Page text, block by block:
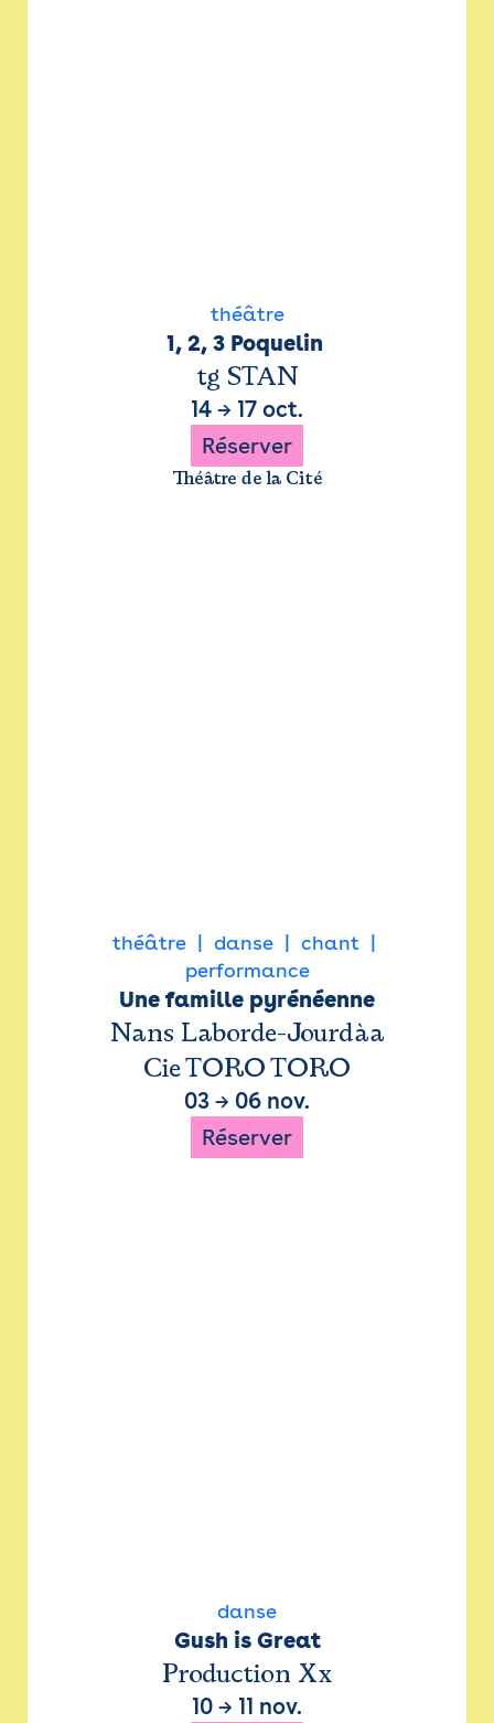
théâtre
1, 2, 3 Poquelin
tg STAN
14 → 17 oct.
Réserver
Théâtre de la Cité
théâtre danse
chant
performance
Une famille pyrénéenne
Nans Laborde-Jourdàa
Cie TORO TORO
03 → 06 nov.
Réserver
danse
Gush is Great
Production Xx
10 → 11 nov.